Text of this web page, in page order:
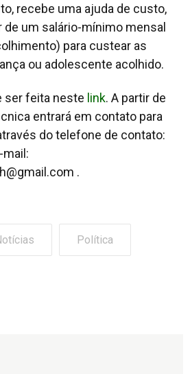
recebe uma ajuda de custo,
de um salário-mínimo mensal
para custear as
ou adolescente acolhido.
ser feita neste link. A partir de
entrará em contato para
do telefone de contato:
.
Política